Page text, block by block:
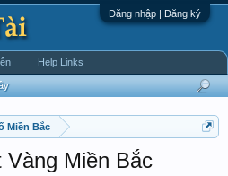
Đăng nhập | Đăng ký
Miền Bắc
Vàng Miền Bắc
Help Links